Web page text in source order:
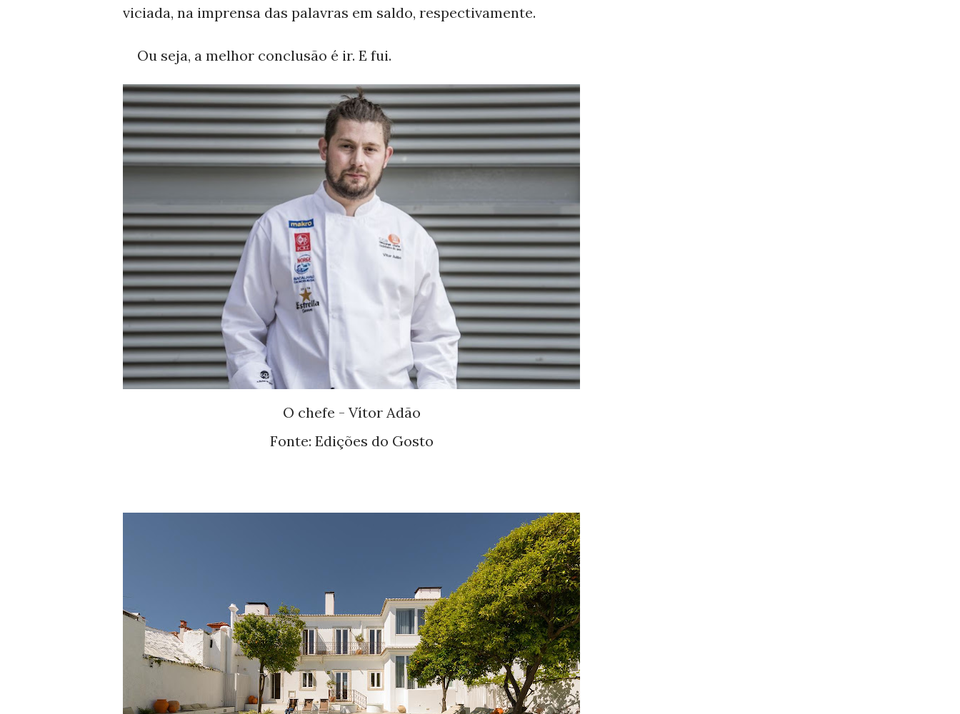
viciada, na imprensa das palavras em saldo, respectivamente.
Ou seja, a melhor conclusão é ir. E fui.
O chefe - Vítor Adão
Fonte: Edições do Gosto